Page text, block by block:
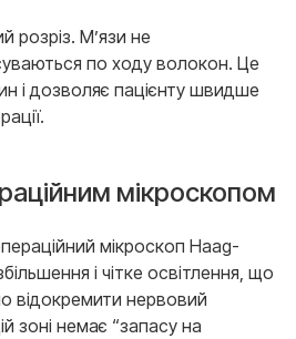
розріз. М’язи не
по ходу волокон. Це
і дозволяє пацієнту швидше
мікроскопом
мікроскоп Haag-
і чітке освітлення, що
відокремити нервовий
зоні немає “запасу на